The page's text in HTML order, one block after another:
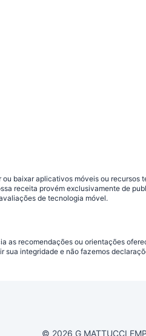
baixar aplicativos móveis ou
receita provém exclusivamente de
de tecnologia móvel.
as recomendações ou orientações
integridade e não fazemos
© 2026 G MATTUCCI